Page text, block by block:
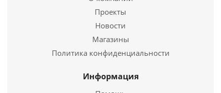
Печь-каменка САХАРА 16ЛРК
Проекты
Новости
Магазины
Политика конфиденциальности
Информация